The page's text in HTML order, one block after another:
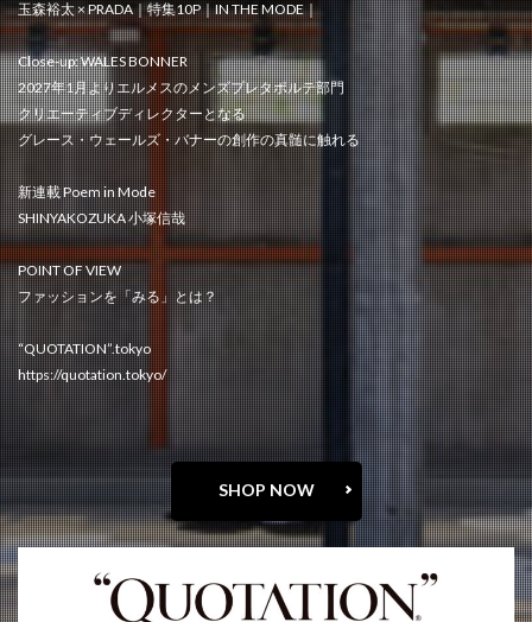
玉森裕太 × PRADA｜特集10P｜IN THE MODE｜
Close-up: WALES BONNER
2027年1月よりエルメスのメンズプレタポルテ部門
クリエーティブディレクターとなる
グレース・ウェールズ・バナーの創作の真髄に触れる
新連載 Poem in Mode
SHINYAKOZUKA 小塚信哉
POINT OF VIEW
ファッションを「みる」とは？
“QUOTATION”.tokyo
https://quotation.tokyo/
SHOP NOW